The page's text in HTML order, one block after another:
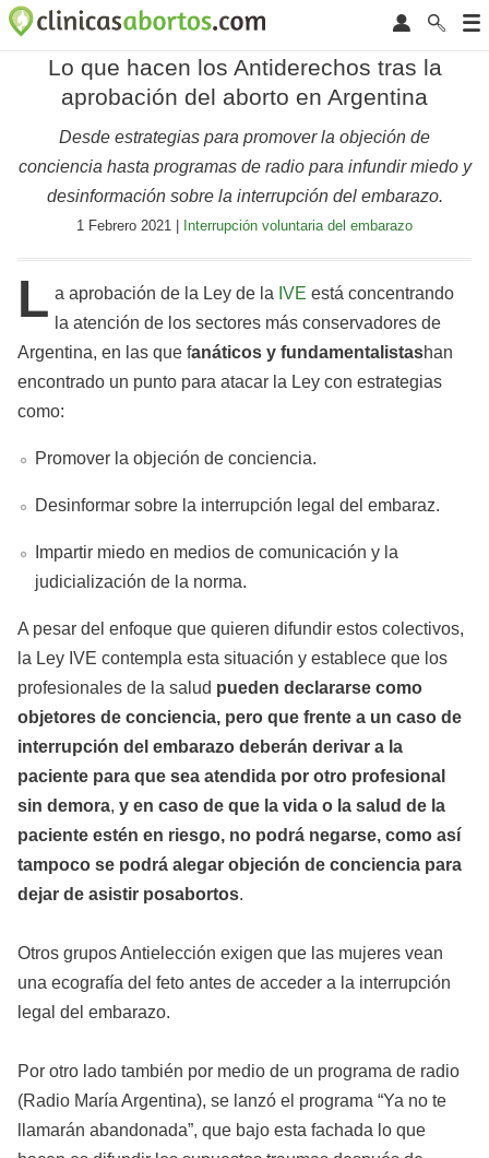
Lo que hacen los Antiderechos tras la
aprobación del aborto en Argentina
Desde estrategias para promover la objeción de
conciencia hasta programas de radio para infundir miedo y
desinformación sobre la interrupción del embarazo.
1 Febrero 2021 | Interrupción voluntaria del embarazo
L a aprobación de la Ley de la IVE está concentrando
la atención de los sectores más conservadores de
Argentina, en las que fanáticos y fundamentalistashan
encontrado un punto para atacar la Ley con estrategias
como:
Promover la objeción de conciencia.
Desinformar sobre la interrupción legal del embaraz.
Impartir miedo en medios de comunicación y la
judicialización de la norma.
A pesar del enfoque que quieren difundir estos colectivos,
la Ley IVE contempla esta situación y establece que los
profesionales de la salud pueden declararse como
objetores de conciencia, pero que frente a un caso de
interrupción del embarazo deberán derivar a la
paciente para que sea atendida por otro profesional
sin demora, y en caso de que la vida o la salud de la
paciente estén en riesgo, no podrá negarse, como así
tampoco se podrá alegar objeción de conciencia para
dejar de asistir posabortos.
Otros grupos Antielección exigen que las mujeres vean
una ecografía del feto antes de acceder a la interrupción
legal del embarazo.
Por otro lado también por medio de un programa de radio
(Radio María Argentina), se lanzó el programa “Ya no te
llamarán abandonada”, que bajo esta fachada lo que